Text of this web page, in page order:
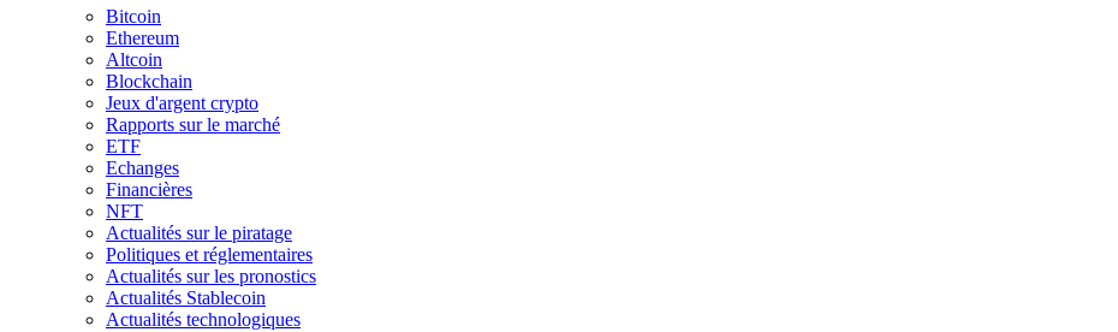
Bitcoin
Ethereum
Altcoin
Blockchain
Jeux d'argent crypto
Rapports sur le marché
ETF
Echanges
Financières
NFT
Actualités sur le piratage
Politiques et réglementaires
Actualités sur les pronostics
Actualités Stablecoin
Actualités technologiques